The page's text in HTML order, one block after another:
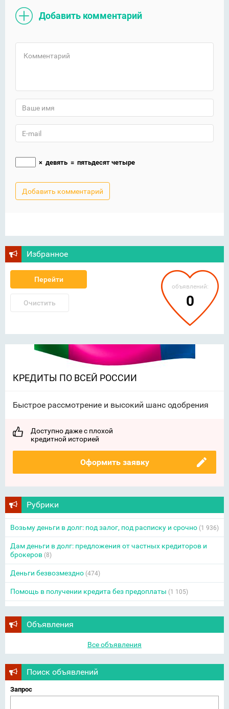
Добавить комментарий
× девять = пятьдесят четыре
Избранное
Перейти
Очистить
объявлений:
0
КРЕДИТЫ ПО ВСЕЙ РОССИИ
Быстрое рассмотрение и высокий шанс одобрения
Доступно даже с плохой
кредитной историей
Оформить заявку
Рубрики
Возьму деньги в долг: под залог, под расписку и срочно (1 936)
Дам деньги в долг: предложения от частных кредиторов и
брокеров (8)
Деньги безвозмездно (474)
Помощь в получении кредита без предоплаты (1 105)
Объявления
Все объявления
Поиск объявлений
Запрос